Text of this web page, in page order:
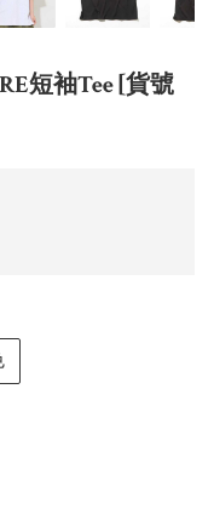
短袖Tee [貨號